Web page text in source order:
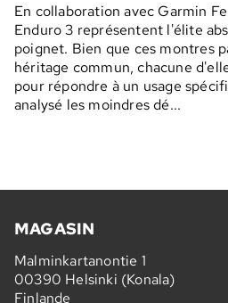
En collaboration avec Garmin
Enduro 3 représentent l'élite
poignet. Bien que ces montres
héritage commun, chacune
pour répondre à un usage
analysé les moindres dé...
MAGASIN
Malminkartanontie 1
00390 Helsinki (Konala)
Finlande